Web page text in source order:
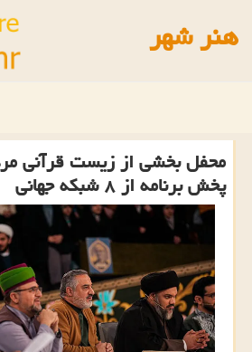
هنر شهر
محفل بخشی از زیست قرآنی
پخش برنامه از ۸ شبکه جهانی